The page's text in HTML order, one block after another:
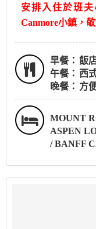
安排入住於班
Canmore小鎮，
早餐： 飯
午餐： 西
晚餐： 方
MOUNT
ASPEN
/ BANFF